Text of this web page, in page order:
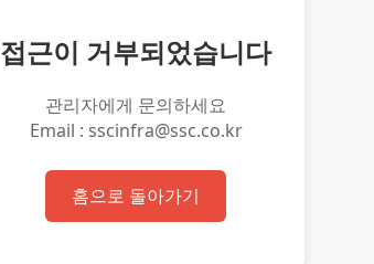
접근이 거부되었습니다
관리자에게 문의하세요
Email : sscinfra@ssc.co.kr
홈으로 돌아가기